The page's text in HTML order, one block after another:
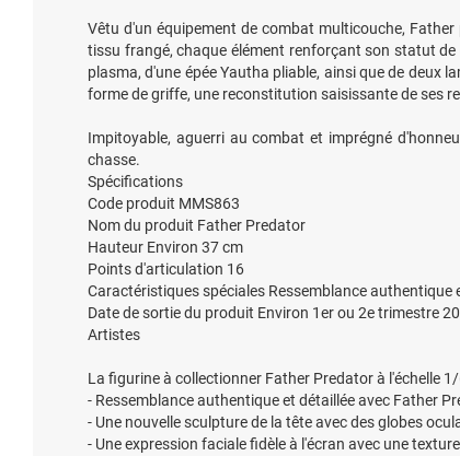
Vêtu d'un équipement de combat multicouche,
tissu frangé, chaque élément renforçant son statut
plasma, d'une épée Yautha pliable, ainsi que de deux
forme de griffe, une reconstitution saisissante de ses
Impitoyable, aguerri au combat et imprégné
chasse.
Spécifications
Code produit MMS863
Nom du produit Father Predator
Hauteur Environ 37 cm
Points d'articulation 16
Caractéristiques spéciales Ressemblance
Date de sortie du produit Environ 1er ou 2e trimestre
Artistes
La figurine à collectionner Father Predator à l'échelle
- Ressemblance authentique et détaillée avec Father
- Une nouvelle sculpture de la tête avec des globes
- Une expression faciale fidèle à l'écran avec une